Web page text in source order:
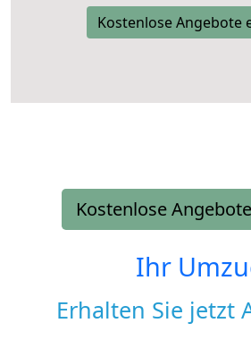
Kostenlose Angebote
Kostenlose
Ihr
Erhalten Sie jetzt